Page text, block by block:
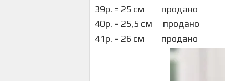
39р. = 25 см продано
40р. = 25,5 см продано
41р. = 26 см продано